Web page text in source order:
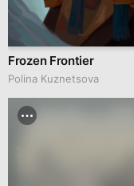
Frozen Frontier
Polina Kuznetsova